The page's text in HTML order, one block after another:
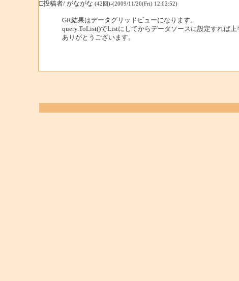
□投稿者/ がながな (42回)-(2009/11/20(Fri) 12:02:52)
GR結果はデータグリッドビューになります。
query.ToList()でListにしてからデータソースに設定すれば上
ありがとうございます。